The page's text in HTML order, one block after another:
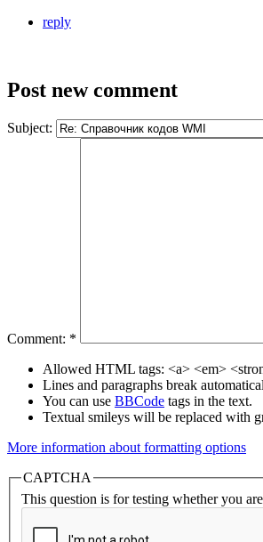
reply
Post new comment
Subject:
Comment: *
Allowed HTML tags: <a> <em>
Lines and paragraphs break
You can use BBCode tags in the text.
Textual smileys will be replaced with
More information about formatting options
CAPTCHA
This question is for testing whether you